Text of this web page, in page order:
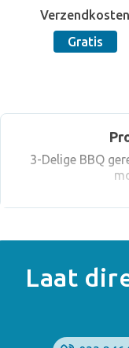
Verzendkosten
Gratis
3-Delige BBQ
Laat